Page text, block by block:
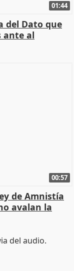
01:44
del Dato que
ante al
00:57
de Amnistía
avalan la